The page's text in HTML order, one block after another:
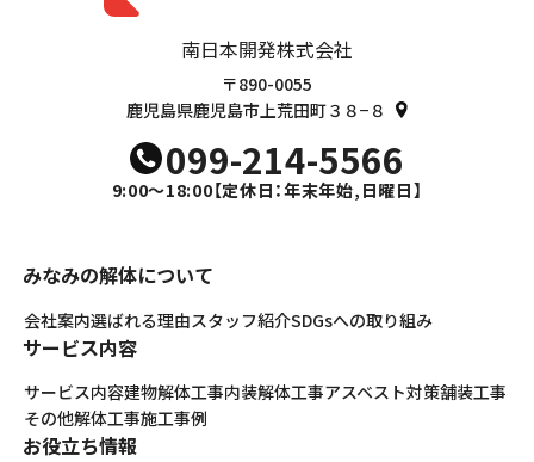
南日本開発株式会社
〒890-0055
鹿児島県鹿児島市上荒田町３８−８
099-214-5566
9:00～18:00【定休日：年末年始,日曜日】
みなみの解体について
会社案内選ばれる理由スタッフ紹介SDGsへの取り組み
サービス内容
サービス内容建物解体工事内装解体工事アスベスト対策舗装工事
その他解体工事施工事例
お役立ち情報